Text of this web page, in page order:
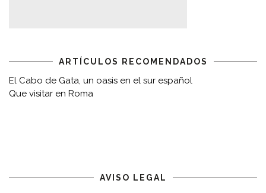
ARTÍCULOS RECOMENDADOS
El Cabo de Gata, un oasis en el sur español
Que visitar en Roma
AVISO LEGAL